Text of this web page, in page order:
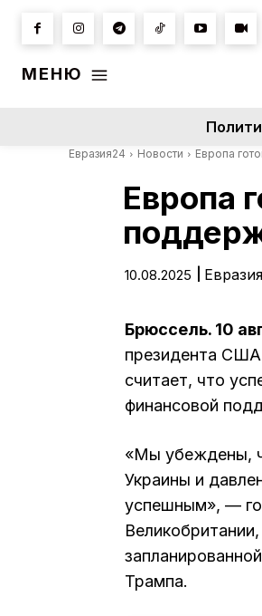
МЕНЮ
Евразия24 Новости Европа
Европа
10.08.2025
Брюссель. 10
президента США
считает, что
финансовой
«Мы убеждены,
Украины и
успешным», —
Трампа.